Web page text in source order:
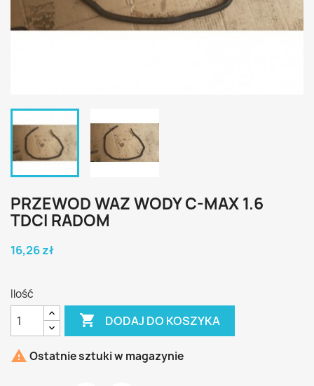
PRZEWOD WAZ WODY C-MAX 1.6
TDCI RADOM
16,26 zł
Ilość
 DODAJ DO KOSZYKA
 Ostatnie sztuki w magazynie